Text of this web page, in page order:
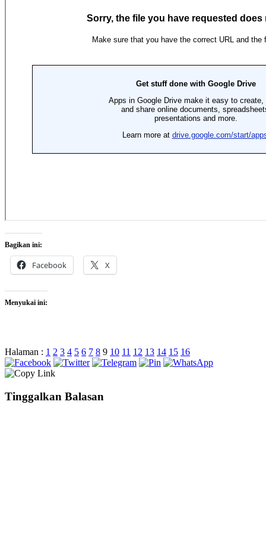
Bagikan ini:
Facebook X
Menyukai ini:
Halaman : 1 2 3 4 5 6 7 8 9 10 11 12 13 14 15 16
Tinggalkan Balasan